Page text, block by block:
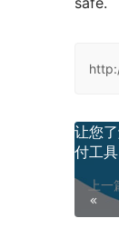
上一
让您
付工具